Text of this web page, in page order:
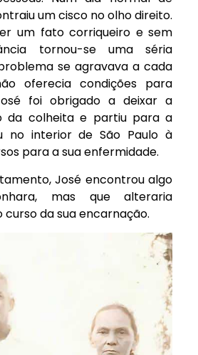
um cisco no olho direito.
um fato corriqueiro e sem
tornou-se uma séria
se agravava a cada
oferecia condições para
foi obrigado a deixar a
da colheita e partiu para a
no interior de São Paulo à
para a sua enfermidade.
José encontrou algo
mas que alteraria
da sua encarnação.